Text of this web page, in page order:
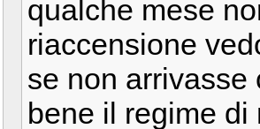
qualche mese
riaccensione
se non arrivasse
bene il regime